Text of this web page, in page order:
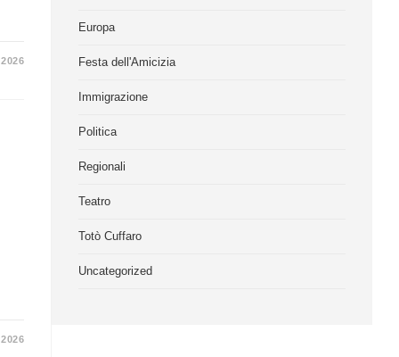
Europa
Festa dell'Amicizia
Immigrazione
Politica
Regionali
Teatro
Totò Cuffaro
Uncategorized